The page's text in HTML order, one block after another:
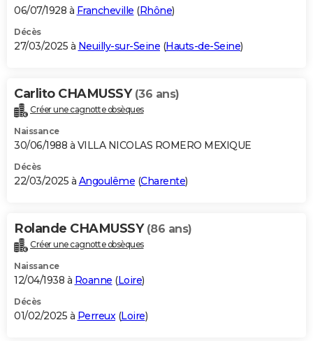
GUIDES D'ACHAT
BONS PLANS
Carte de Noël
Carte Bonne année
Carte Saint-Valentin
Carte Pâques
Carte d'anniversaire
DICTIONNAIRE
Dictionnaire
Biographies
Citations
Expressions
Proverbes
PROGRAMME TV
S'inscrire
Se connecter
Lycées
Collèges
Primaires
Universités
Entreprises
Service militaire
Avis de recherche
AVIS DE DÉCÈS
Bricolage
Lifestyle
Culture
Sport
Auto
Television
Voyage
Cinema
06/07/1928 à Francheville (Rhône)
Décès
27/03/2025 à Neuilly-sur-Seine (Hauts-de-Seine)
Carlito CHAMUSSY (36 ans)
Créer une cagnotte obsèques
Naissance
30/06/1988 à VILLA NICOLAS ROMERO MEXIQUE
Décès
22/03/2025 à Angoulême (Charente)
Rolande CHAMUSSY (86 ans)
Créer une cagnotte obsèques
Naissance
12/04/1938 à Roanne (Loire)
Décès
01/02/2025 à Perreux(Loire)